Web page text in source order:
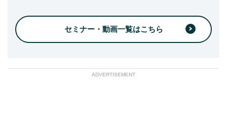
セミナー・動画一覧はこちら
ADVERTISEMENT